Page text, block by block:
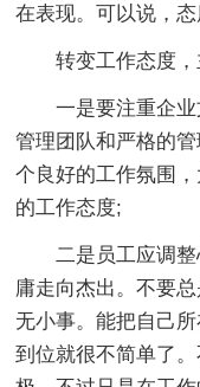
在表现。可以说，
转变工作态度
一是要注重企
管理团队和严格的
个良好的工作氛围
的工作态度;
二是员工应调
庸走向杰出。不要
无小事。能把自己
到位就很不简单了